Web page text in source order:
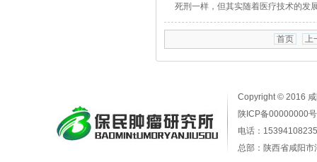
死刑一样，但其实随着医疗技术的发
首页 上
Copyright © 2016
陕ICP备00000000号
电话：
总部：陕西省咸阳